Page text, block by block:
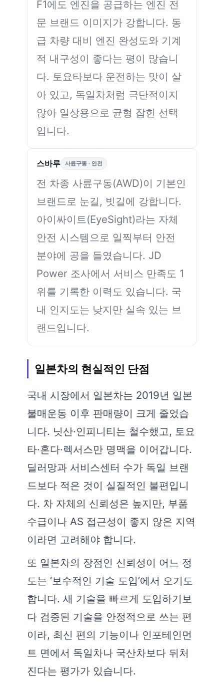
F1에도 엔진을 공급하는 엔진 전
문 브랜드 이미지가 강합니다. 동
급 차량 대비 엔진 완성도와 기계
적 내구성이 좋다는 평이 많습니
다. 토요타보다 운전하는 맛이 살
아 있고, 독일차처럼 극단적이지
않아 일상용으로 균형 잡힌 선택
입니다.
스바루 사륜구동 · 안전
전 차종 사륜구동(AWD)이 기본인
브랜드로 눈길, 빗길에 강합니다.
아이싸이트(EyeSight)라는 자체
안전 시스템으로 일찍부터 안전
분야에 공을 들였습니다. JD
Power 조사에서 서비스 만족도 1
위를 기록한 이력도 있습니다. 국
내 인지도는 낮지만 실속 있는 브
랜드입니다.
일본차의 현실적인 단점
국내 시장에서 일본차는 2019년 일본
불매운동 이후 판매량이 크게 줄었습
니다. 닛산·인피니티는 철수했고, 토요
타·혼다·렉서스만 명맥을 이어갑니다.
딜러망과 서비스센터 수가 독일 브랜
드보다 적은 것이 실질적인 불편입니
다. 차 자체의 신뢰성은 높지만, 부품
수급이나 AS 접근성이 좋지 않은 지역
이라면 고려해야 합니다.
또 일본차의 장점인 신뢰성이 어느 정
도는 ‘보수적인 기술 도입’에서 오기도
합니다. 새 기술을 빠르게 도입하기보
다 검증된 기술을 안정적으로 쓰는 편
이라, 최신 편의 기능이나 인포테인먼
트 면에서 독일차나 국산차보다 뒤처
진다는 평가가 있습니다.